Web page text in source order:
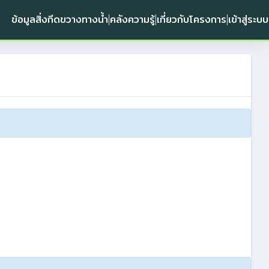
ข้อมูลสิ่งกีดขวางทางน้ำ คลังความรู้เกี่ยวกับโครงการ เข้าสู่ระบบ